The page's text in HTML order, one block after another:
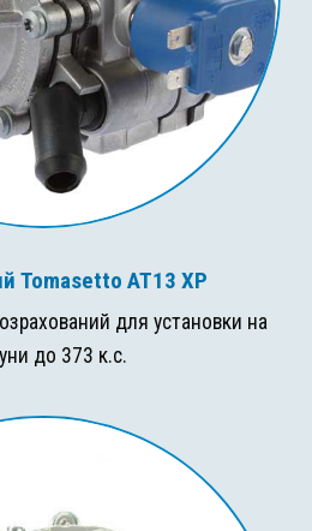
Tomasetto AT13 XP
для установки на
до 373 к.с.